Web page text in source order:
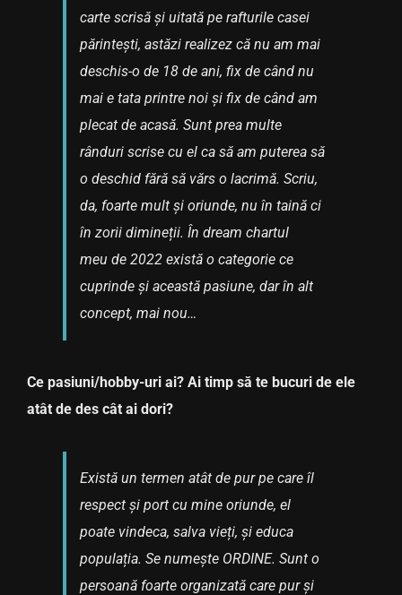
carte scrisă și uitată pe rafturile casei
părintești, astăzi realizez că nu am mai
deschis-o de 18 de ani, fix de când nu
mai e tata printre noi și fix de când am
plecat de acasă. Sunt prea multe
rânduri scrise cu el ca să am puterea să
o deschid fără să vărs o lacrimă. Scriu,
da, foarte mult și oriunde, nu în taină ci
în zorii dimineții. În dream chartul
meu de 2022 există o categorie ce
cuprinde și această pasiune, dar în alt
concept, mai nou…
Ce pasiuni/hobby-uri ai? Ai timp să te bucuri de ele
atât de des cât ai dori?
Există un termen atât de pur pe care îl
respect și port cu mine oriunde, el
poate vindeca, salva vieți, și educa
populația. Se numește ORDINE. Sunt o
persoană foarte organizată care pur și